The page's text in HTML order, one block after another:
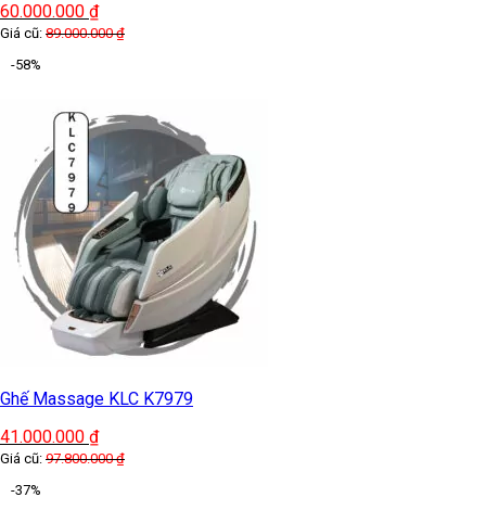
60.000.000 ₫
Giá cũ: 89.000.000₫
-58%
Ghế Massage KLC K7979
41.000.000 ₫
Giá cũ: 97.800.000₫
-37%